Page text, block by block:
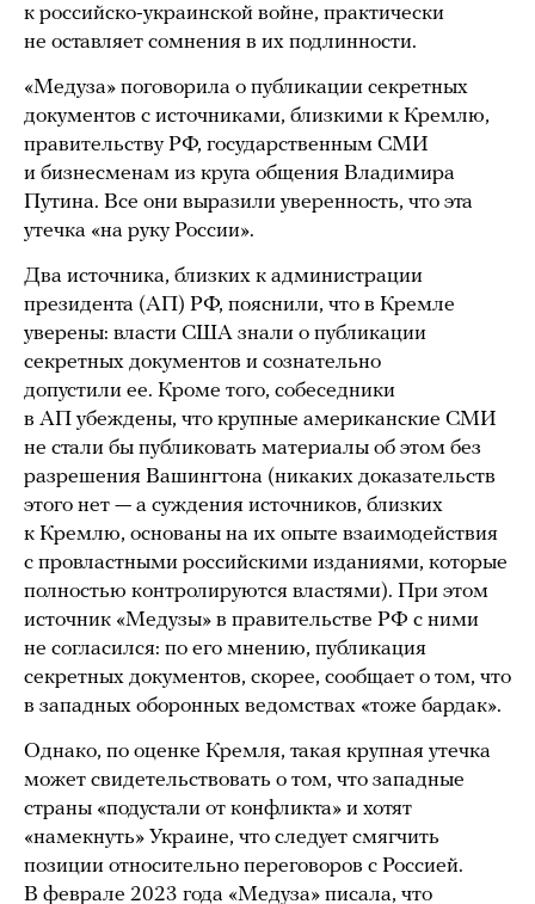
к российско-украинской войне, практически
не оставляет сомнения в их подлинности.
«Медуза» поговорила о публикации секретных
документов с источниками, близкими к Кремлю,
правительству РФ, государственным СМИ
и бизнесменам из круга общения Владимира
Путина. Все они выразили уверенность, что эта
утечка «на руку России».
Два источника, близких к администрации
президента (АП) РФ, пояснили, что в Кремле
уверены: власти США знали о публикации
секретных документов и сознательно
допустили ее. Кроме того, собеседники
в АП убеждены, что крупные американские СМИ
не стали бы публиковать материалы об этом без
разрешения Вашингтона (никаких доказательств
этого нет — а суждения источников, близких
к Кремлю, основаны на их опыте взаимодействия
с провластными российскими изданиями, которые
полностью контролируются властями). При этом
источник «Медузы» в правительстве РФ с ними
не согласился: по его мнению, публикация
секретных документов, скорее, сообщает о том, что
в западных оборонных ведомствах «тоже бардак».
Однако, по оценке Кремля, такая крупная утечка
может свидетельствовать о том, что западные
страны «подустали от конфликта» и хотят
«намекнуть» Украине, что следует смягчить
позиции относительно переговоров с Россией.
В феврале 2023 года «Медуза» писала, что